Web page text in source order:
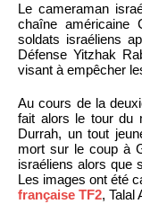
Le cameraman
chaîne américaine
soldats israéliens
Défense Yitzhak
visant à empêcher
Au cours de la
fait alors le tour du
Durrah, un tout
mort sur le coup à
israéliens alors que
Les images ont été
française TF2, Talal